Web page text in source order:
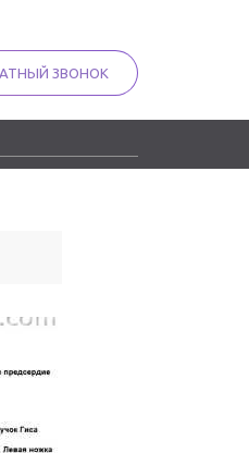
ЗВОНОК